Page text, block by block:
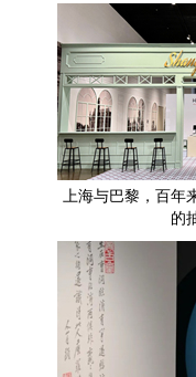
上海与巴黎，百年
的